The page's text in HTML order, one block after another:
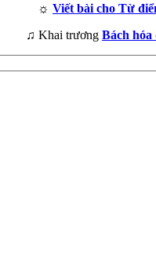
☼ Viết bài cho Từ
♫ Khai trương Bách hóa